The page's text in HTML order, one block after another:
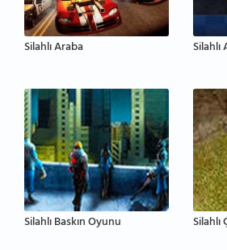
Silahlı Araba Silahlı
Silahlı Baskın Oyunu Silahlı